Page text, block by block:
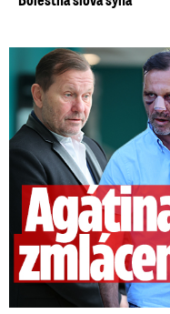
Útok na Jaromíra